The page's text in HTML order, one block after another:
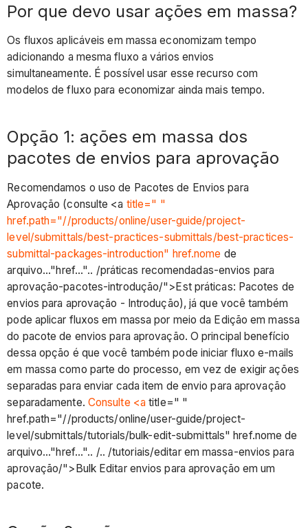
visualização
lista
Considerações
Substituir
um
usuário
fluxo
e
reverter
a
atribuição
a
uma
etapa
anterior
Considerações
Revisão
envio
para
aprovação
Prática
recomendada
Por que devo usar ações em massa?
Os fluxos aplicáveis em massa economizam tempo
adicionando a mesma fluxo a vários envios
simultaneamente. É possível usar esse recurso com
modelos de fluxo para economizar ainda mais tempo.
Opção 1: ações em massa dos
pacotes de envios para aprovação
Recomendamos o uso de Pacotes de Envios para
Aprovação (consulte <a title=" "
href.path="//products/online/user-guide/project-
level/submittals/best-practices-submittals/best-practices-
submittal-packages-introduction" href.nome de
arquivo..."href...".. /práticas recomendadas-envios para
aprovação-pacotes-introdução/">Est práticas: Pacotes de
envios para aprovação - Introdução), já que você também
pode aplicar fluxos em massa por meio da Edição em massa
do pacote de envios para aprovação. O principal benefício
dessa opção é que você também pode iniciar fluxo e-mails
em massa como parte do processo, em vez de exigir ações
separadas para enviar cada item de envio para aprovação
separadamente. Consulte <a title=" "
href.path="//products/online/user-guide/project-
level/submittals/tutorials/bulk-edit-submittals" href.nome de
arquivo..."href...".. /.. /tutoriais/editar em massa-envios para
aprovação/">Bulk Editar envios para aprovação em um
pacote.